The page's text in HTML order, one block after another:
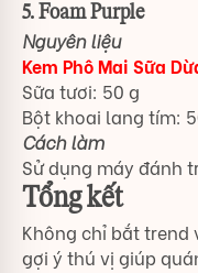
5. Foam Purple
Nguyên liệu
Kem Phô Mai Sữa
Sữa tươi: 50 g
Bột khoai lang tím:
Cách làm
Sử dụng máy đánh
Tổng kết
Không chỉ bắt trend
gợi ý thú vị giúp